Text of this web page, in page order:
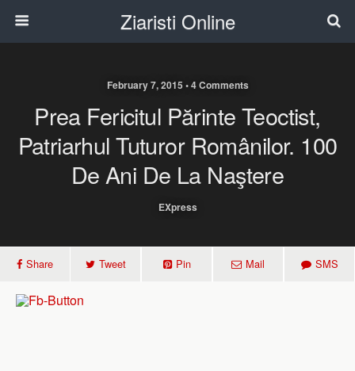
Ziaristi Online
February 7, 2015 • 4 Comments
Prea Fericitul Părinte Teoctist,
Patriarhul Tuturor Românilor. 100
De Ani De La Naştere
EXpress
Share Tweet Pin Mail SMS